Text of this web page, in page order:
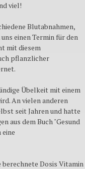
viel!
Blutabnahmen,
einen Termin für den
mit diesem
pflanzlicher
Übelkeit mit einem
An vielen anderen
seit Jahren und hatte
aus dem Buch "Gesund
berechnete Dosis Vitamin